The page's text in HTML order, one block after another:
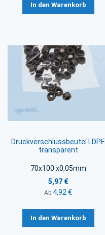
In den Warenkorb
Druckverschlussbeutel LDPE
transparent
70x100 x0,05mm
5,97 €
Ab 4,92 €
In den Warenkorb